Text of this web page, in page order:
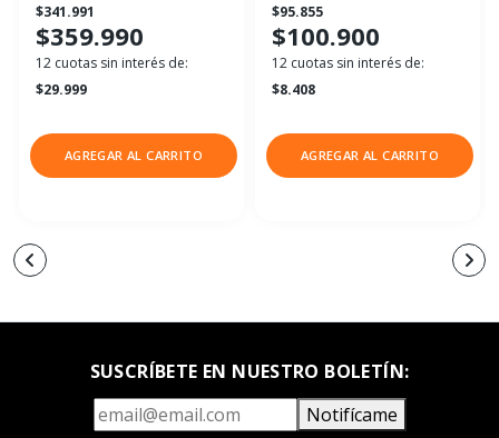
$341.991
$359.990
12 cuotas sin interés de:
$29.999
AGREGAR AL CARRITO
$95.855
$100.900
12 cuotas sin interés de:
$8.408
AGREGAR AL CARRITO
SUSCRÍBETE EN NUESTRO BOLETÍN:
Notifícame